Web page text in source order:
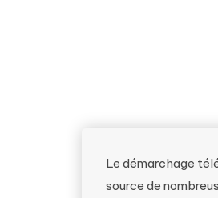
Le démarchage
source de